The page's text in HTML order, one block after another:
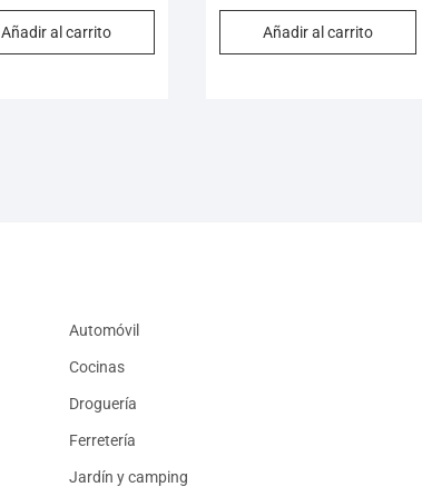
Añadir al carrito Añadir al carrito
Automóvil
Cocinas
Droguería
Ferretería
Jardín y camping